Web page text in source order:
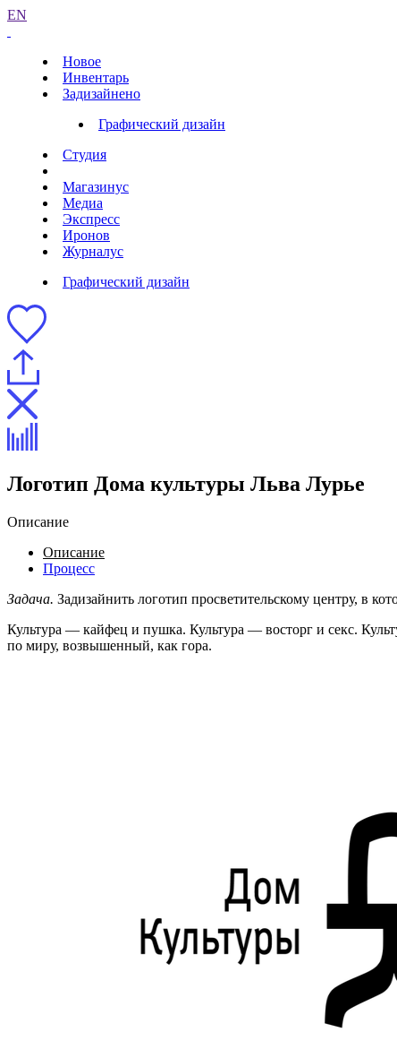
EN
Новое
Инвентарь
Задизайнено
Графический дизайн
Студия
Магазинус
Медиа
Экспресс
Иронов
Журналус
Графический дизайн
Логотип Дома культуры Льва Лурье
Описание
Описание
Процесс
Задача. Задизайнить логотип просветительскому центру, в
Культура — кайфец и пушка. Культура — восторг и секс.
по миру, возвышенный, как гора.